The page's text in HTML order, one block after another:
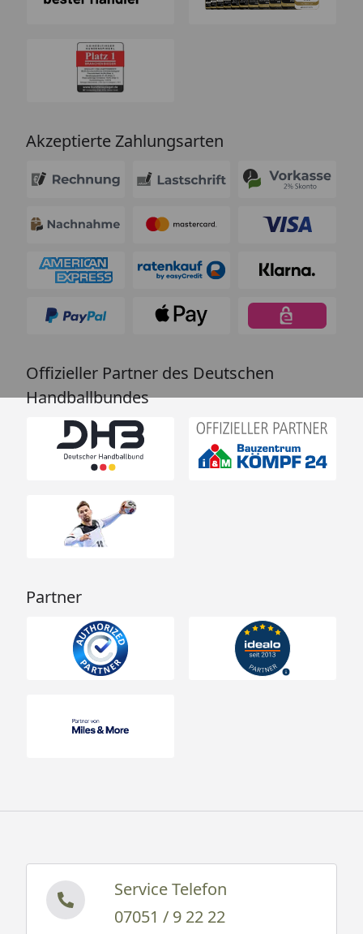
Akzeptierte Zahlungsarten
Offizieller Partner des Deutschen
Handballbundes
Partner
Service Telefon
07051 / 9 22 22